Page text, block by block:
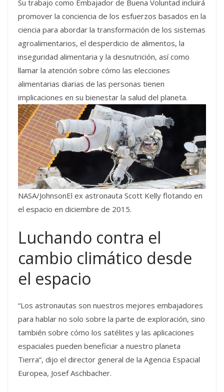
Su trabajo como Embajador de Buena Voluntad incluirá
promover la conciencia de los esfuerzos basados en la
ciencia para abordar la transformación de los sistemas
agroalimentarios, el desperdicio de alimentos, la
inseguridad alimentaria y la desnutrición, así como
llamar la atención sobre cómo las elecciones
alimentarias diarias de las personas tienen
implicaciones en su bienestar la salud del planeta.
NASA/JohnsonEl ex astronauta Scott Kelly flotando en
el espacio en diciembre de 2015.
Luchando contra el
cambio climático desde
el espacio
“Los astronautas son nuestros mejores embajadores
para hablar no solo sobre la parte de exploración, sino
también sobre cómo los satélites y las aplicaciones
espaciales pueden beneficiar a nuestro planeta
Tierra”, dijo el director general de la Agencia Espacial
Europea, Josef Aschbacher.